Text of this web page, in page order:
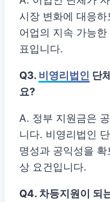
시장 변화에 대응
어업의 지속 가능
표입니다.
Q3. 비영리법인 단
요?
A. 정부 지원금은
니다. 비영리법인
명성과 공익성을
상 요건입니다.
Q4. 차등지원이 되